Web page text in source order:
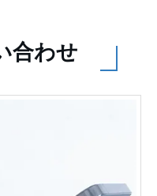
合わせ